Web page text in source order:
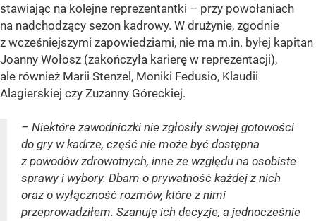
stawiając na kolejne reprezentantki – przy powołaniach
na nadchodzący sezon kadrowy. W drużynie, zgodnie
z wcześniejszymi zapowiedziami, nie ma m.in. byłej kapitan
Joanny Wołosz (zakończyła karierę w reprezentacji),
ale również Marii Stenzel, Moniki Fedusio, Klaudii
Alagierskiej czy Zuzanny Góreckiej.
– Niektóre zawodniczki nie zgłosiły swojej gotowości
do gry w kadrze, część nie może być dostępna
z powodów zdrowotnych, inne ze względu na osobiste
sprawy i wybory. Dbam o prywatność każdej z nich
oraz o wyłączność rozmów, które z nimi
przeprowadziłem. Szanuję ich decyzje, a jednocześnie